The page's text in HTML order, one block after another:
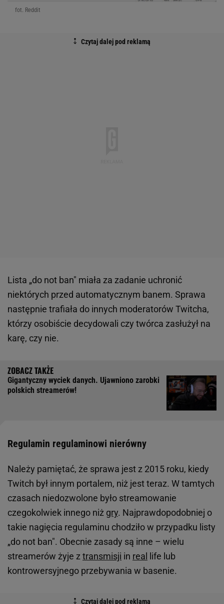
fot. Reddit
Lista „do not ban" miała za zadanie uchronić
niektórych przed automatycznym banem. Sprawa
następnie trafiała do innych moderatorów Twitcha,
którzy osobiście decydowali czy twórca zasłużył na
karę, czy nie.
Gigantyczny wyciek danych. Ujawniono zarobki
polskich streamerów!
Regulamin regulaminowi nierówny
Należy pamiętać, że sprawa jest z 2015 roku, kiedy
Twitch był innym portalem, niż jest teraz. W tamtych
czasach niedozwolone było streamowanie
czegokolwiek innego niż gry. Najprawdopodobniej o
takie nagięcia regulaminu chodziło w przypadku listy
„do not ban". Obecnie zasady są inne – wielu
streamerów żyje z transmisji in real
life lub
kontrowersyjnego przebywania w basenie.